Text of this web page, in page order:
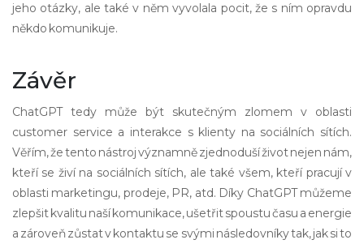
jeho otázky, ale také v něm vyvolala pocit, že s ním opravdu
někdo komunikuje.
Závěr
ChatGPT tedy může být skutečným zlomem v oblasti
customer service a interakce s klienty na sociálních sítích.
Věřím, že tento nástroj významně zjednoduší život nejen nám,
kteří se živí na sociálních sítích, ale také všem, kteří pracují v
oblasti marketingu, prodeje, PR, atd. Díky ChatGPT můžeme
zlepšit kvalitu naší komunikace, ušetřit spoustu času a energie
a zároveň zůstat v kontaktu se svými následovníky tak, jak si to